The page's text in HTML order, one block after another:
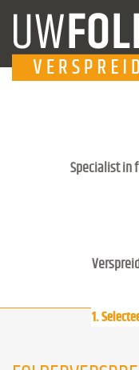
Specialist in
1.